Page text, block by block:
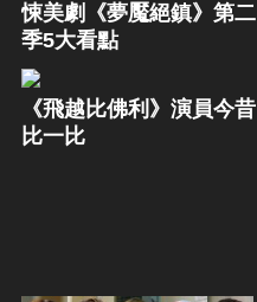
悚美劇《夢魘絕鎮》第二
季5大看點
《飛越比佛利》演員今昔
比一比